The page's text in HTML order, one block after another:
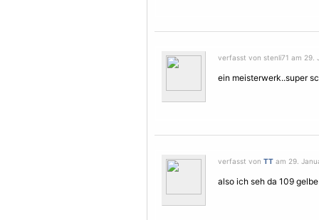
verfasst von stenli71 am 29.
ein meisterwerk..super
verfasst von TT am 29.
also ich seh da 109